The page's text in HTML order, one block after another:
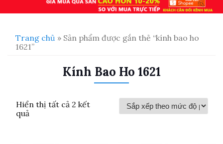
Trang chủ » Sản phẩm được gắn thẻ “kính bao ho
1621”
Kính Bao Ho 1621
Hiển thị tất cả 2 kết
quả